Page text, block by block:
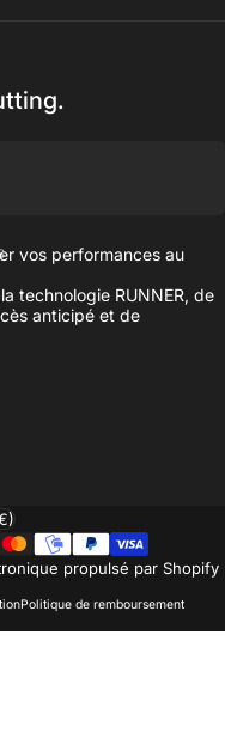
vos performances au
technologie RUNNER, de
anticipé et de
propulsé par Shopify
Politique de remboursement